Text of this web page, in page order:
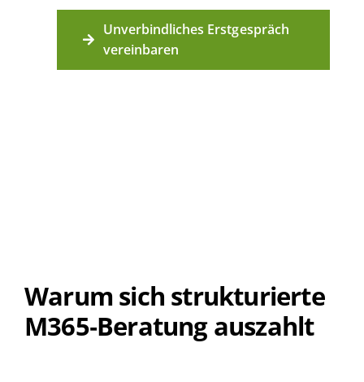
Unverbindliches Erstgespräch
vereinbaren
Warum sich strukturierte
M365‑Beratung auszahlt